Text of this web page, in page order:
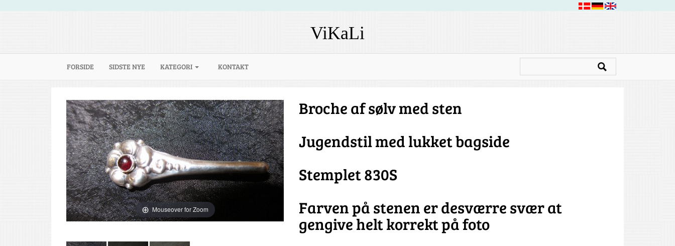
ViKaLi
FORSIDE (CURRENT)
SIDSTE NYE KATEGORI KONTAKT
Mouseover for Zoom
Broche af sølv med sten
Jugendstil med lukket bagside
Stemplet 830S
Farven på stenen er desværre svær at
gengive helt korrekt på foto